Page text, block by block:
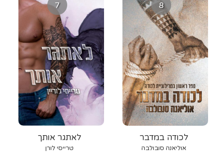
7
לאתגר אותך
טרייסי לורן
8
לכודה במדבר
אוליאנה סובולבה